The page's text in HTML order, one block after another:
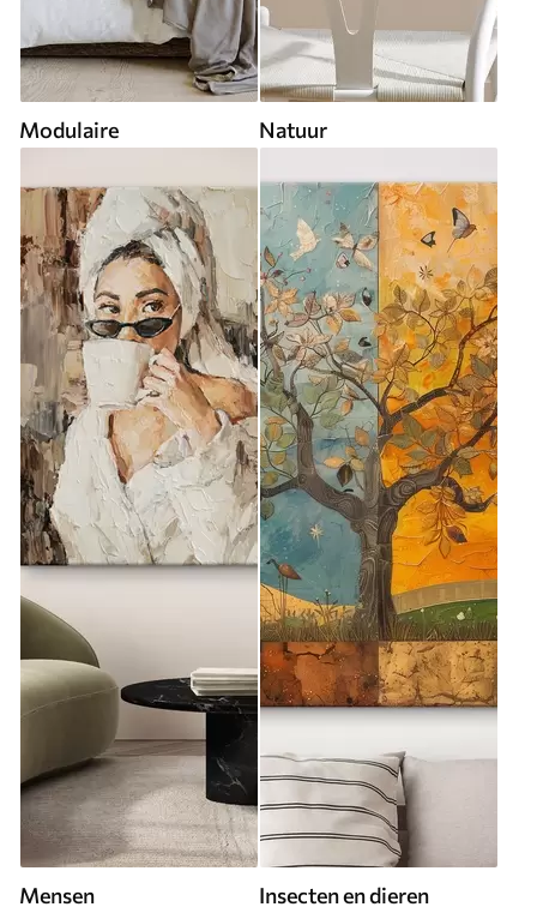
Modulaire Natuur
Mensen Insecten en dieren